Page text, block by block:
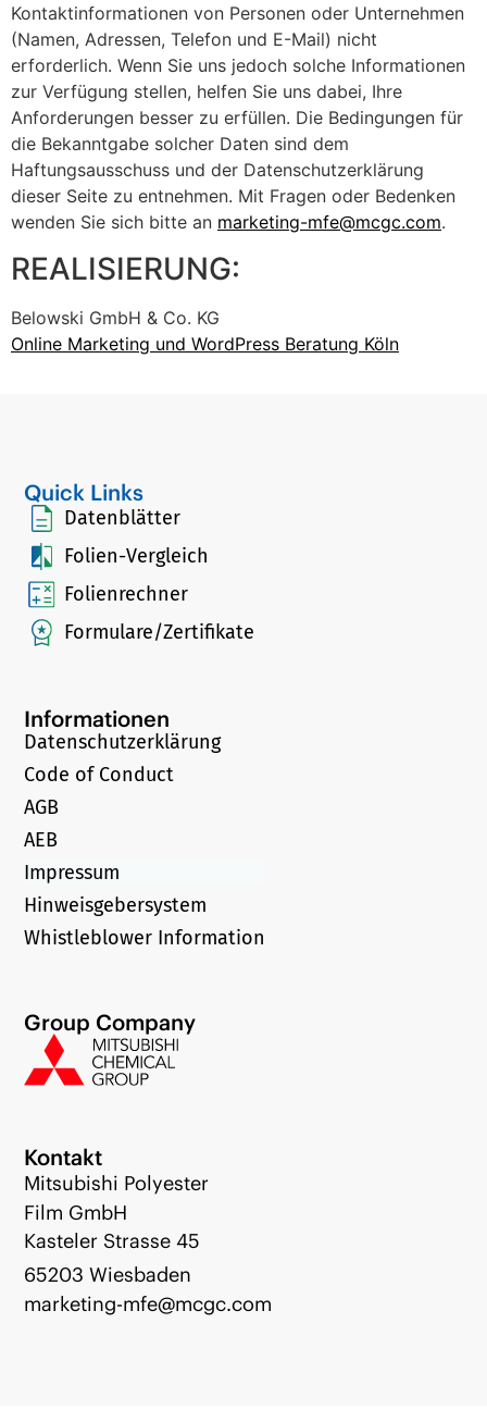
Kontaktinformationen von Personen oder Unternehmen
(Namen, Adressen, Telefon und E-Mail) nicht
erforderlich. Wenn Sie uns jedoch solche Informationen
zur Verfügung stellen, helfen Sie uns dabei, Ihre
Anforderungen besser zu erfüllen. Die Bedingungen für
die Bekanntgabe solcher Daten sind dem
Haftungsausschuss und der Datenschutzerklärung
dieser Seite zu entnehmen. Mit Fragen oder Bedenken
wenden Sie sich bitte an marketing-mfe@mcgc.com.
REALISIERUNG:
Belowski GmbH & Co. KG
Online Marketing und WordPress Beratung Köln
Quick Links
Datenblätter
Folien-Vergleich
Folienrechner
Formulare/Zertifikate
Informationen
Datenschutzerklärung
Code of Conduct
AGB
AEB
Impressum
Hinweisgebersystem
Whistleblower Information
Kontakt
Mitsubishi Polyester
Film GmbH
Kasteler Strasse 45
65203 Wiesbaden
marketing-mfe@mcgc.com
Group Company